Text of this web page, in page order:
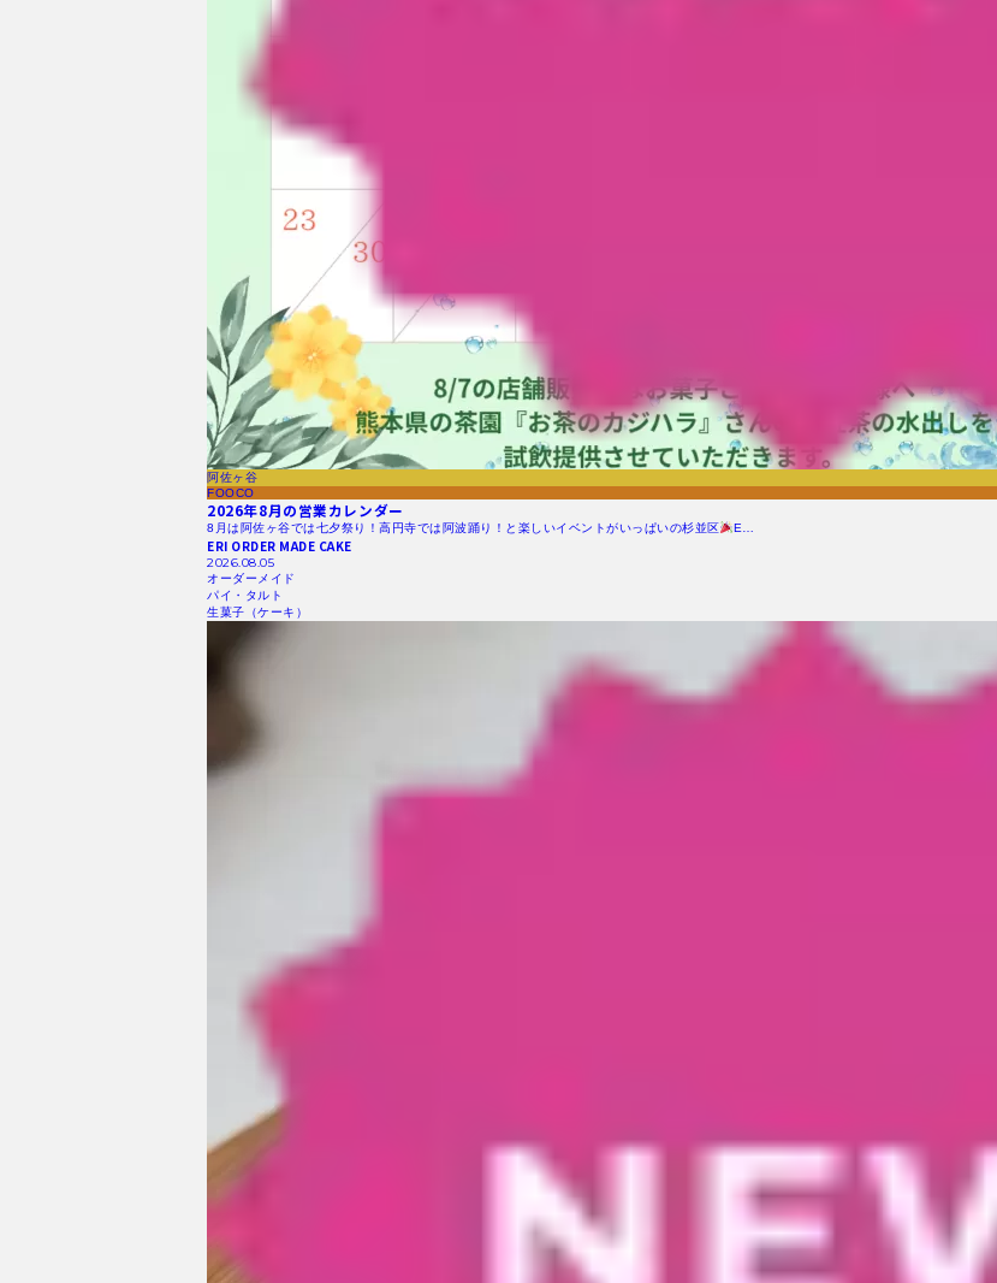
阿佐ヶ谷
FOOCO
2026年8月の営業カレンダー
8月は阿佐ヶ谷では七夕祭り！高円寺では阿波踊り！と楽しいイベントがいっぱいの杉並区 E…
ERI ORDER MADE CAKE
2026.08.05
オーダーメイド
パイ・タルト
生菓子（ケーキ）